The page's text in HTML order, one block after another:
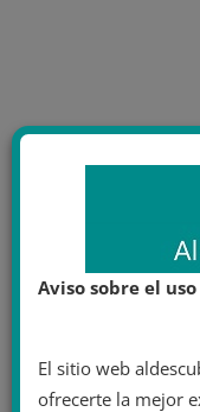
Aviso sobre el
El sitio web
ofrecerte la mejor